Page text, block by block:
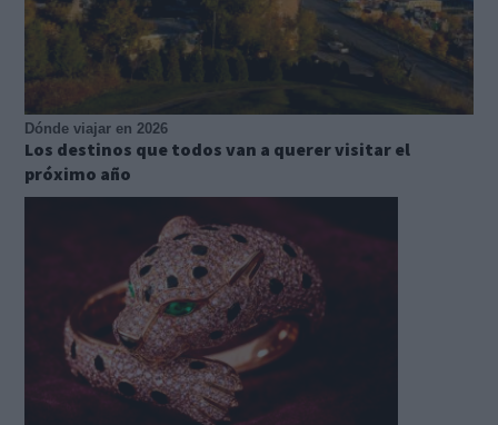
Dónde viajar en 2026
Los destinos que todos van a querer visitar el
próximo año